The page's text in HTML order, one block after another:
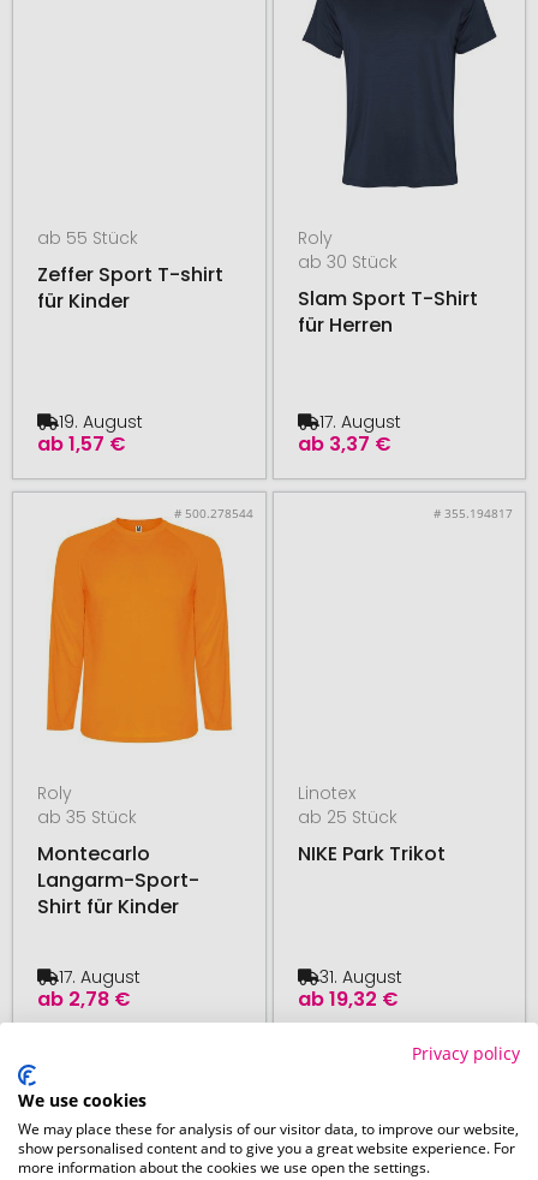
ab 55 Stück
Zeffer Sport T-shirt
für Kinder
ab1,57 €
19. August
Roly
ab 30 Stück
Slam Sport T-Shirt
für Herren
ab 3,37 €
17. August
# 500.278544
Roly
ab 35 Stück
Montecarlo
Langarm-Sport-
Shirt für Kinder
ab 2,78 €
17. August
# 355.194817
Linotex
ab 25 Stück
NIKE Park Trikot
ab19,32 €
31. August
# 500.273067
Privacy policy
We use cookies
We may place these for analysis of our visitor data, to improve our website,
show personalised content and to give you a great website experience. For
more information about the cookies we use open the settings.